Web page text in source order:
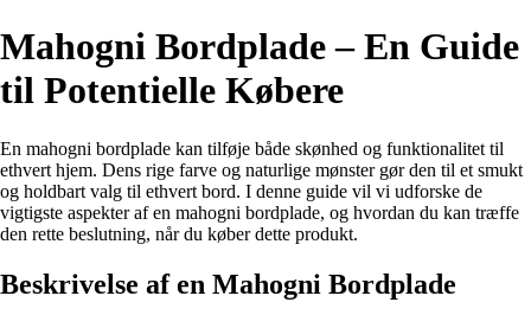
Mahogni Bordplade – En Guide
til Potentielle Købere
En mahogni bordplade kan tilføje både skønhed og funktionalitet til
ethvert hjem. Dens rige farve og naturlige mønster gør den til et smukt
og holdbart valg til ethvert bord. I denne guide vil vi udforske de
vigtigste aspekter af en mahogni bordplade, og hvordan du kan træffe
den rette beslutning, når du køber dette produkt.
Beskrivelse af en Mahogni Bordplade